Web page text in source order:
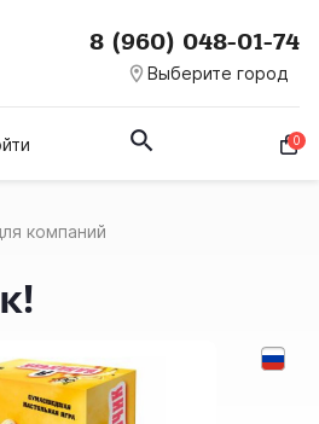
room Выберите город
8 (960) 048-01-74
0
компаний